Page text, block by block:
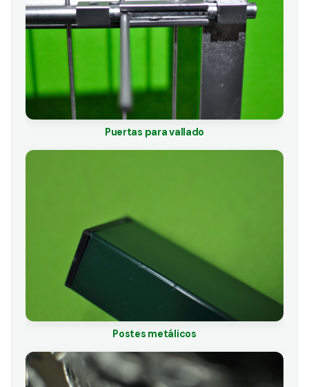
Puertas para vallado
Postes metálicos